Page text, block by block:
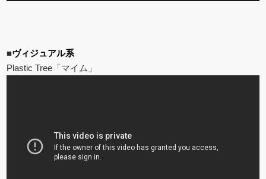
■ヴィジュアル系
Plastic Tree「マイム」